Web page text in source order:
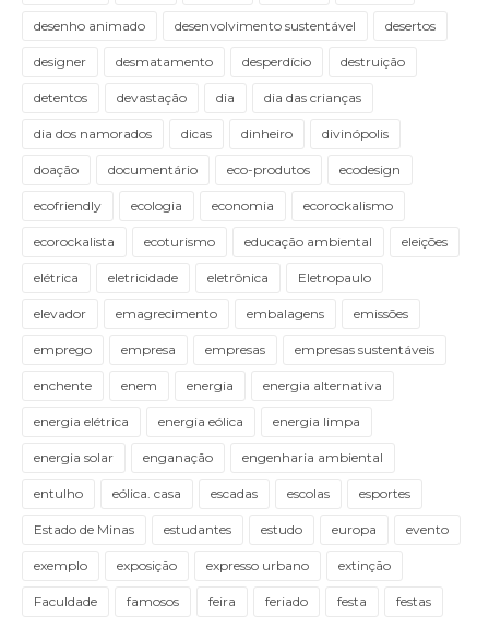
desenho animado desenvolvimento sustentável desertos
designer desmatamento desperdício destruição
detentos devastação dia dia das crianças
dia dos namorados dicas dinheiro divinópolis
doação documentário eco-produtos ecodesign
ecofriendly ecologia economia ecorockalismo
ecorockalista ecoturismo educação ambiental eleições
elétrica eletricidade eletrônica Eletropaulo
elevador emagrecimento embalagens emissões
emprego empresa empresas empresas sustentáveis
enchente enem energia energia alternativa
energia elétrica energia eólica energia limpa
energia solar enganação engenharia ambiental
entulho eólica. casa escadas escolas esportes
Estado de Minas estudantes estudo europa evento
exemplo exposição expresso urbano extinção
Faculdade famosos feira feriado festa festas